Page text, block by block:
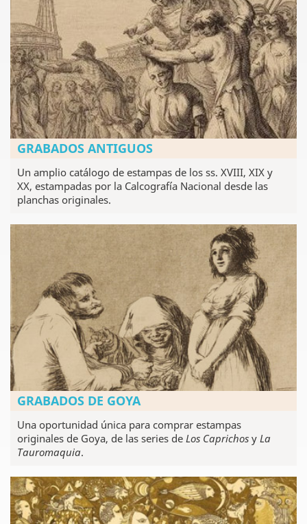
GRABADOS ANTIGUOS
Un amplio catálogo de estampas de los ss. XVIII, XIX y
XX, estampadas por la Calcografía Nacional desde las
planchas originales.
GRABADOS DE GOYA
Una oportunidad única para comprar estampas
originales de Goya, de las series de Los Caprichos y La
Tauromaquia.